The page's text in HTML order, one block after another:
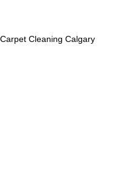
Carpet Cleaning Calgary